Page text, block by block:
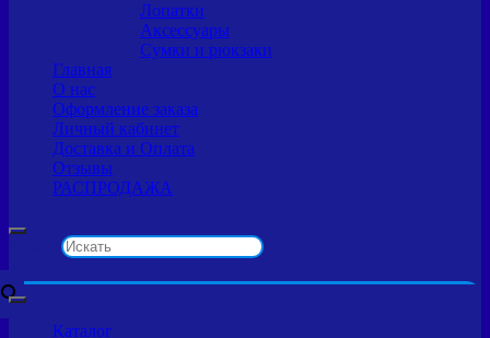
Лопатки
Аксессуары
Сумки и рюкзаки
Главная
О нас
Оформление заказа
Личный кабинет
Доставка и Оплата
Отзывы
РАСПРОДАЖА
Каталог